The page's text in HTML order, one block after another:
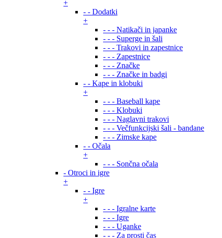
+
- - Dodatki
+
- - - Natikači in japanke
- - - Superge in šali
- - - Trakovi in zapestnice
- - - Zapestnice
- - - Značke
- - - Značke in badgi
- - Kape in klobuki
+
- - - Baseball kape
- - - Klobuki
- - - Naglavni trakovi
- - - Večfunkcijski šali - bandane
- - - Zimske kape
- - Očala
+
- - - Sončna očala
- Otroci in igre
+
- - Igre
+
- - - Igralne karte
- - - Igre
- - - Uganke
- - - Za prosti čas